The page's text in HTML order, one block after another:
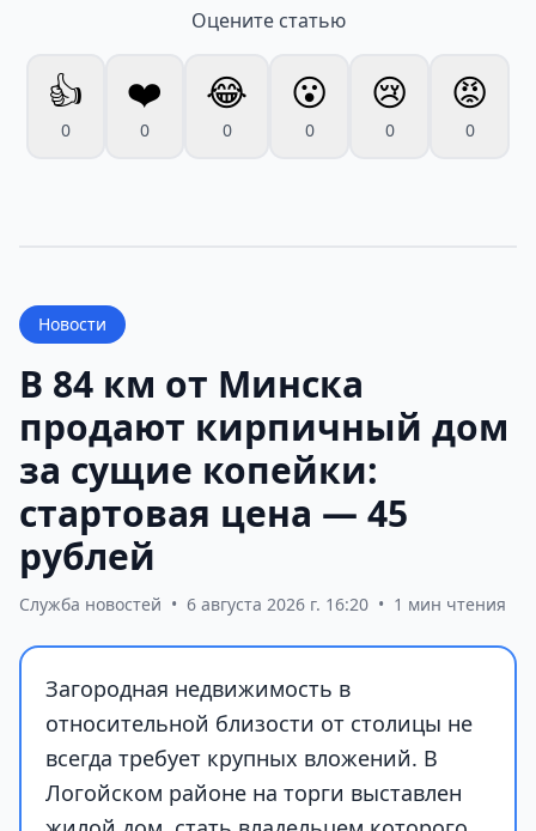
Оцените статью
👍
0
❤️
0
😂
0
😮
0
😢
0
😡
0
Новости
В 84 км от Минска
продают кирпичный дом
за сущие копейки:
стартовая цена — 45
рублей
Служба новостей • 6 августа 2026 г. 16:20 • 1 мин чтения
Загородная недвижимость в
относительной близости от столицы не
всегда требует крупных вложений. В
Логойском районе на торги выставлен